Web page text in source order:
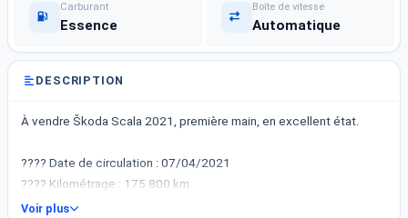
Carburant
Essence
Boîte de vitesse
Automatique
DESCRIPTION
À vendre Škoda Scala 2021, première main, en excellent état.
???? Date de circulation : 07/04/2021
???? Kilométrage : 175 800 km
???? Puissance fiscale : 6 CV
Voir plus